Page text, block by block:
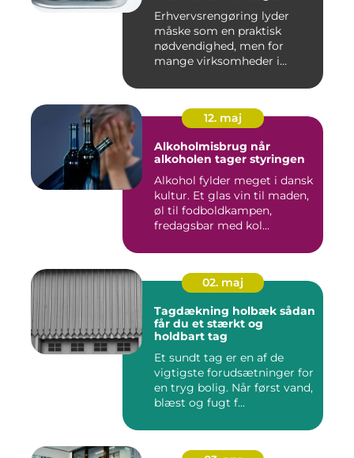
Erhvervsrengøring lyder
måske som en praktisk
nødvendighed, men for
mange virksomheder i
12. maj
Alkoholmisbrug når
alkoholen tager styringen
Alkohol fylder meget i dansk
kultur. Et glas vin til maden,
øl til fodboldkampen,
fredagsbar med kol...
02. maj
Tagdækning holbæk sådan
får du et stærkt og
holdbart tag
Et sundt tag er en af de
vigtigste forudsætninger for
en tryg bolig. Når først vand,
blæst og fugt f...